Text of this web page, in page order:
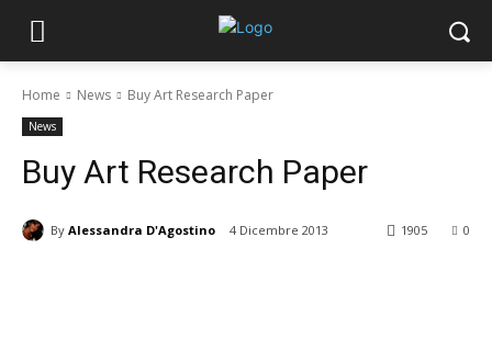
Home News Buy Art Research Paper
News
Buy Art Research Paper
By Alessandra D'Agostino 4 Dicembre 2013 0
1905